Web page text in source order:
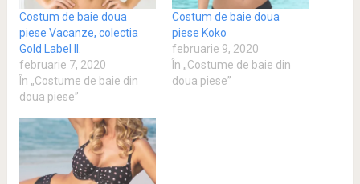
Costum de baie doua
piese Vacanze, colectia
Gold Label II.
februarie 7, 2020
În „Costume de baie din
doua piese”
Costum de baie doua
piese Koko
februarie 9, 2020
În „Costume de baie din
doua piese”